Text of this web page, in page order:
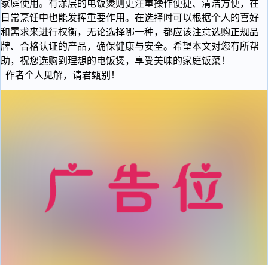
家庭使用。有涂层的电饭煲则更注重操作便捷、清洁方便，在
日常烹饪中也能发挥重要作用。在选择时可以根据个人的喜好
和需求来进行权衡，无论选择哪一种，都应该注意选购正规品
牌、合格认证的产品，确保健康与安全。希望本文对您有所帮
助，祝您选购到理想的电饭煲，享受美味的家庭饭菜！
作者个人见解，请君甄别！